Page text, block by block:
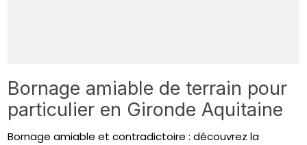
Bornage amiable de terrain pour
particulier en Gironde Aquitaine
Bornage amiable et contradictoire : découvrez la